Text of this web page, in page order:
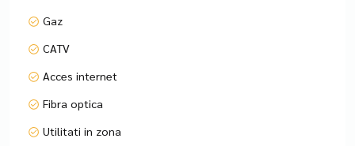
Dotari
-centrala proprie
-vas toaleta sistem gheberit
-finisaje la alegere
Gaz
CATV
Acces internet
Fibra optica
Utilitati in zona